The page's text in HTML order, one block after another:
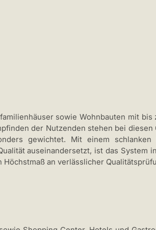
sowie Wohnbauten mit
der Nutzenden stehen bei
gewichtet. Mit einem
auseinandersetzt, ist das System
an verlässlicher